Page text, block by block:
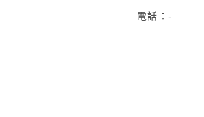
電話：-